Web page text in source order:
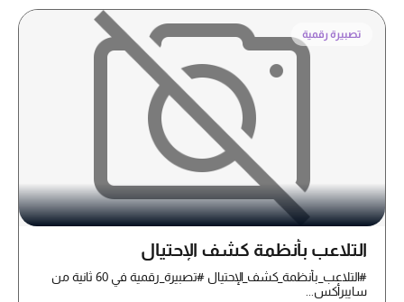
تصبيرة رقمية
التلاعب بأنظمة كشف الإحتيال
#التلاعب_بأنظمة_كشف_الإحتيال #تصبيرة_رقمية في 60 ثانية من
سايبرأكس...